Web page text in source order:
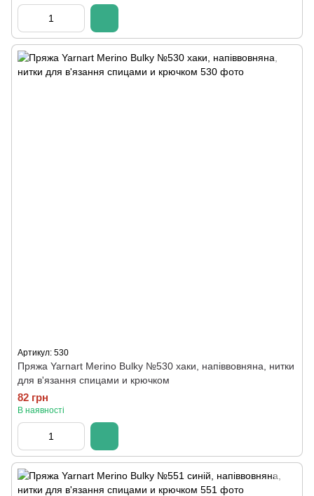
Артикул: 530
Пряжа Yarnart Merino Bulky №530 хаки, напіввовняна, нитки
для в'язання спицами и крючком
82 грн
В наявності